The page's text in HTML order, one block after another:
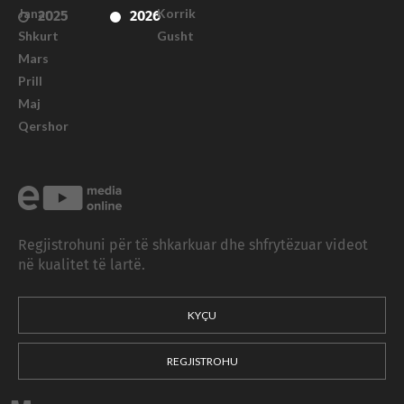
2025 2026
Janar
Shkurt
Mars
Prill
Maj
Qershor
Korrik
Gusht
Regjistrohuni për të shkarkuar dhe shfrytëzuar videot
në kualitet të lartë.
KYÇU
REGJISTROHU